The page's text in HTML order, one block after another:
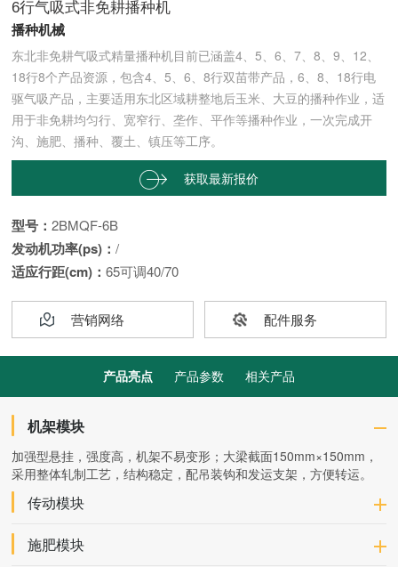
6行气吸式非免耕播种机
播种机械
东北非免耕气吸式精量播种机目前已涵盖4、5、6、7、8、9、12、
18行8个产品资源，包含4、5、6、8行双苗带产品，6、8、18行电
驱气吸产品，主要适用东北区域耕整地后玉米、大豆的播种作业，适
用于非免耕均匀行、宽窄行、垄作、平作等播种作业，一次完成开
沟、施肥、播种、覆土、镇压等工序。

 获取最新报价
型号：2BMQF-6B
发动机功率(ps)：/
适应行距(cm)：65可调40/70
营销网络 配件服务
产品亮点 产品参数 相关产品
机架模块
加强型悬挂，强度高，机架不易变形；大梁截面150mm×150mm，
采用整体轧制工艺，结构稳定，配吊装钩和发运支架，方便转运。
传动模块
施肥模块